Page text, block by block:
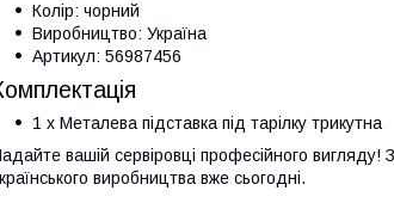
Колір: чорний
Виробництво: Україна
Артикул: 56987456
1 x Металева підставка під тарілку трикутна
вашій сервіровці професійного
виробництва вже сьогодні.